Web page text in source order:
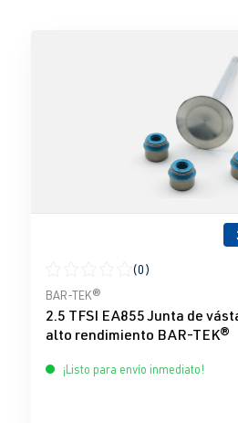
Calificación promedio de 0 de 5
(0)
BAR-TEK®
2.5 TFSI EA855 Junta de
alto rendimiento BAR-TEK®
¡Listo para envío inmediato!